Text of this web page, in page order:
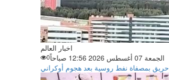
اخبار العالم
الجمعة 07 أغسطس 2026 12:56 صباحاً
0
حريق بمصفاة نفط روسية بعد هجوم أوكراني